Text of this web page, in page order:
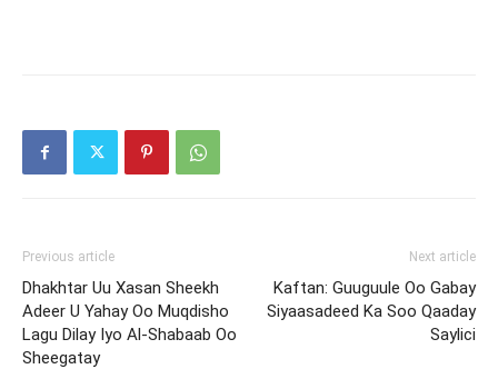
Previous article
Dhakhtar Uu Xasan Sheekh
Adeer U Yahay Oo Muqdisho
Lagu Dilay Iyo Al-Shabaab Oo
Sheegatay
Next article
Kaftan: Guuguule Oo Gabay
Siyaasadeed Ka Soo Qaaday
Saylici